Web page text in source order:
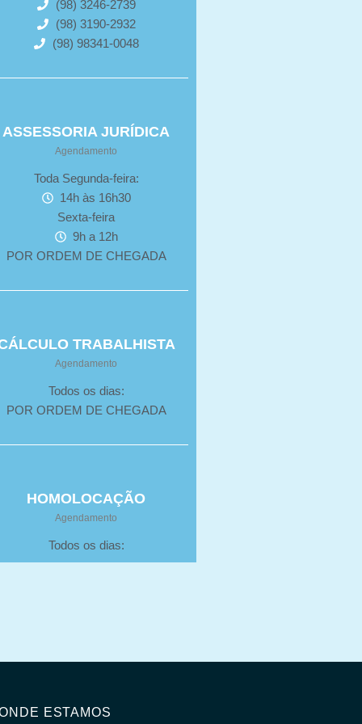
(98) 3246-2739
(98) 3190-2932
(98) 98341-0048
ASSESSORIA JURÍDICA
Agendamento
Toda Segunda-feira:
14h às 16h30
Sexta-feira
9h a 12h
POR ORDEM DE CHEGADA
TRABALHISTA
Agendamento
Todos os dias:
POR ORDEM DE CHEGADA
HOMOLOCAÇÃO
Agendamento
Todos os dias:
ESTAMOS